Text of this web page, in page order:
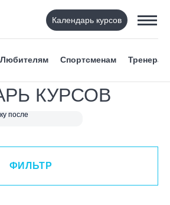
Календарь курсов
Любителям Спортсменам Тренерам
КУРСОВ
после
ФИЛЬТР